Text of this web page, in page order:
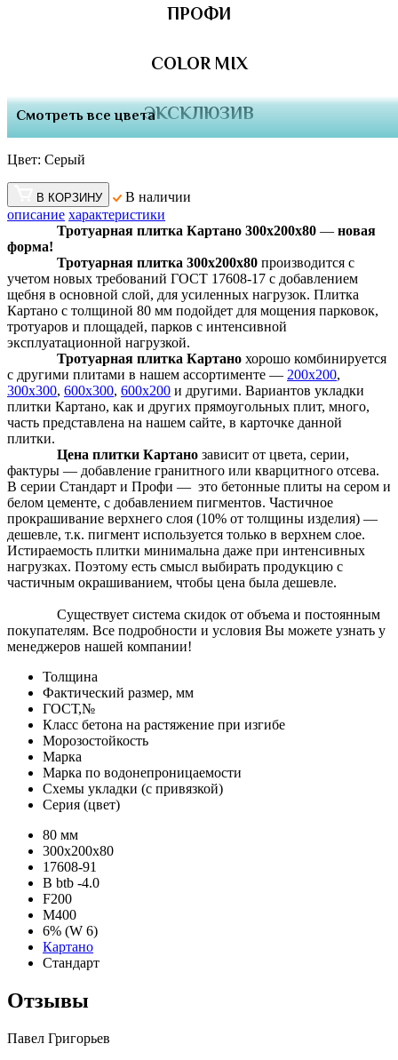
ПРОФИ
COLOR MIX
ЭКСКЛЮЗИВ
Смотреть все цвета
Цвет: Серый
В КОРЗИНУ
В наличии
описание характеристики
Тротуарная плитка Картано 300х200х80 — новая
форма!
Тротуарная плитка 300х200х80 производится с
учетом новых требований ГОСТ 17608-17 с добавлением
щебня в основной слой, для усиленных нагрузок. Плитка
Картано с толщиной 80 мм подойдет для мощения парковок,
тротуаров и площадей, парков с интенсивной
эксплуатационной нагрузкой.
Тротуарная плитка Картано хорошо комбинируется
с другими плитами в нашем ассортименте — 200х200,
300х300, 600х300, 600х200 и другими. Вариантов укладки
плитки Картано, как и других прямоугольных плит, много,
часть представлена на нашем сайте, в карточке данной
плитки.
Цена плитки Картано зависит от цвета, серии,
фактуры — добавление гранитного или кварцитного отсева.
В серии Стандарт и Профи — это бетонные плиты на сером и
белом цементе, с добавлением пигментов. Частичное
прокрашивание верхнего слоя (10% от толщины изделия) —
дешевле, т.к. пигмент используется только в верхнем слое.
Истираемость плитки минимальна даже при интенсивных
нагрузках. Поэтому есть смысл выбирать продукцию с
частичным окрашиванием, чтобы цена была дешевле.
Существует система скидок от объема и постоянным
покупателям. Все подробности и условия Вы можете узнать у
менеджеров нашей компании!
Толщина
Фактический размер, мм
ГОСТ,№
Класс бетона на растяжение при изгибе
Морозостойкость
Марка
Марка по водонепроницаемости
Схемы укладки (с привязкой)
Серия (цвет)
80 мм
300х200х80
17608-91
B btb -4.0
F200
М400
6% (W 6)
Картано
Стандарт
Отзывы
Павел Григорьев